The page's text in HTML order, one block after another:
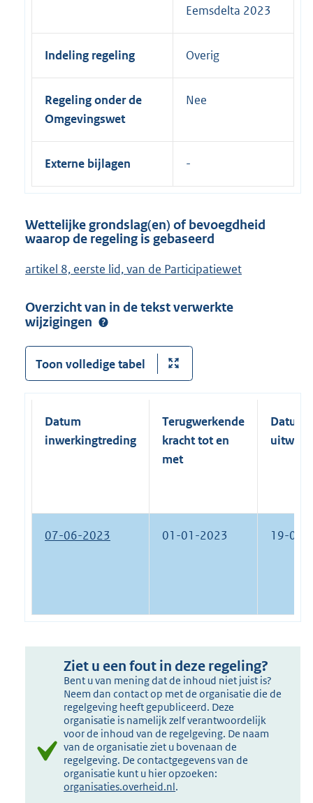
Eemsdelta 2023
Indeling regeling Overig
Regeling onder de
Omgevingswet
Nee
Externe bijlagen
Wettelijke grondslag(en) of bevoegdheid
waarop de regeling is gebaseerd
artikel 8, eerste lid, van de Participatiewet
Overzicht van in de tekst verwerkte
wijzigingen
Toon volledige tabel
Datum
inwerkingtreding
Terugwerkende
kracht tot en
met
Datum
07-06-2023 01-01-2023 19-06-
Ziet u een fout in deze regeling?
Bent u van mening dat de inhoud niet juist is?
Neem dan contact op met de organisatie die de
regelgeving heeft gepubliceerd. Deze
organisatie is namelijk zelf verantwoordelijk
voor de inhoud van de regelgeving. De naam
van de organisatie ziet u bovenaan de
regelgeving. De contactgegevens van de
organisatie kunt u hier opzoeken:
organisaties.overheid.nl.